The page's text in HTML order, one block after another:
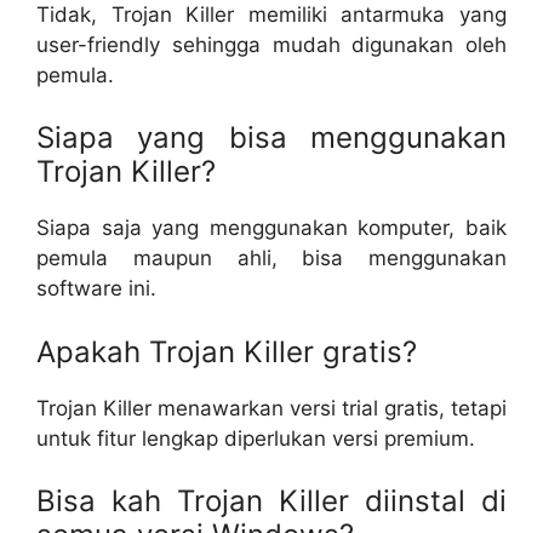
Tidak, Trojan Killer memiliki antarmuka yang
user-friendly sehingga mudah digunakan oleh
pemula.
Siapa yang bisa menggunakan
Trojan Killer?
Siapa saja yang menggunakan komputer, baik
pemula maupun ahli, bisa menggunakan
software ini.
Apakah Trojan Killer gratis?
Trojan Killer menawarkan versi trial gratis, tetapi
untuk fitur lengkap diperlukan versi premium.
Bisa kah Trojan Killer diinstal di